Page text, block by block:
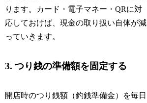
ります。カード・電子マネー・QRに対
応しておけば、現金の取り扱い自体が減
っていきます。
3. つり銭の準備額を固定する
開店時のつり銭額（釣銭準備金）を毎日